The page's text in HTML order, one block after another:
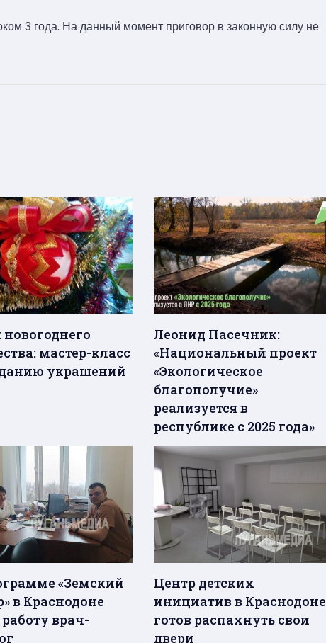
3 года. На данный момент приговор в законную силу не
мастер-класс
украшений
Леонид Пасечник:
«Национальный проект
«Экологическое
благополучие»
реализуется в
республике с 2025 года»
«Земский
в Краснодоне
врач-
Центр детских
инициатив в Краснодоне
готов распахнуть свои
двери